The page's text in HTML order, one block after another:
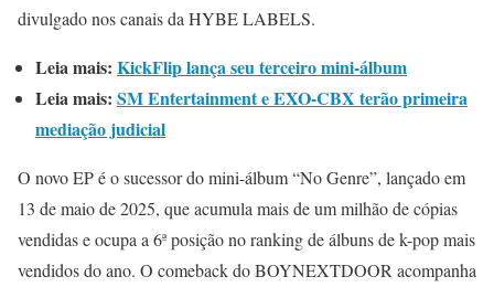
divulgado nos canais da HYBE LABELS.
Leia mais: KickFlip lança seu terceiro mini-álbum
Leia mais: SM Entertainment e EXO-CBX terão primeira
mediação judicial
O novo EP é o sucessor do mini-álbum “No Genre”, lançado em
13 de maio de 2025, que acumula mais de um milhão de cópias
vendidas e ocupa a 6ª posição no ranking de álbuns de k-pop mais
vendidos do ano. O comeback do BOYNEXTDOOR acompanha